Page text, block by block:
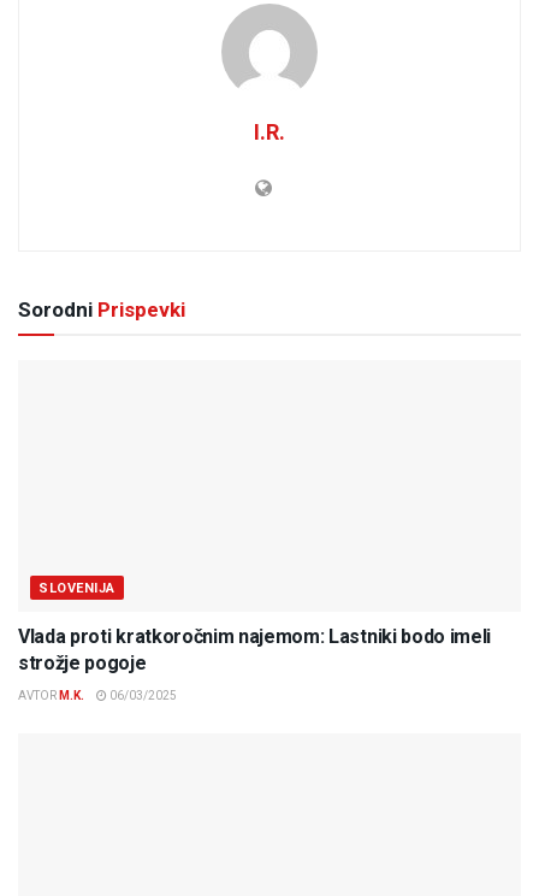
I.R.
Sorodni Prispevki
SLOVENIJA
Vlada proti kratkoročnim najemom: Lastniki bodo imeli
strožje pogoje
AVTOR M.K. 06/03/2025